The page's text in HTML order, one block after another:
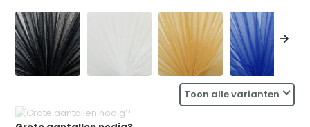
Toon alle varianten